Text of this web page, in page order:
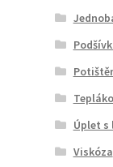
Úplet s
Viskóza